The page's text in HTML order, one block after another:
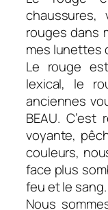
rouges dans
mes lunettes
Le rouge
lexical, le
anciennes
BEAU.
voyante,
couleurs,
face plus
feu et le sang.
Nous